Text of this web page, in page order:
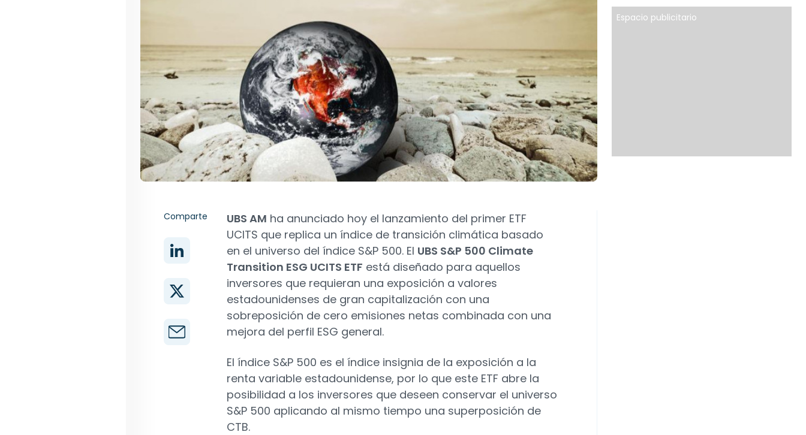
Comparte UBS AM ha anunciado hoy el lanzamiento del primer ETF
UCITS que replica un índice de transición climática basado
en el universo del índice S&P 500. El UBS S&P 500 Climate
Transition ESG UCITS ETF está diseñado para aquellos
inversores que requieran una exposición a valores
estadounidenses de gran capitalización con una
sobreposición de cero emisiones netas combinada con una
mejora del perfil ESG general.
El índice S&P 500 es el índice insignia de la exposición a la
renta variable estadounidense, por lo que este ETF abre la
posibilidad a los inversores que deseen conservar el universo
S&P 500 aplicando al mismo tiempo una superposición de
CTB.
Espacio publicitario